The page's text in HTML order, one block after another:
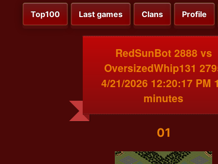
Top100 Last games Clans Profile
RedSunBot 2888 vs
OversizedWhip131
4/21/2026 12:20:17 PM
minutes
01